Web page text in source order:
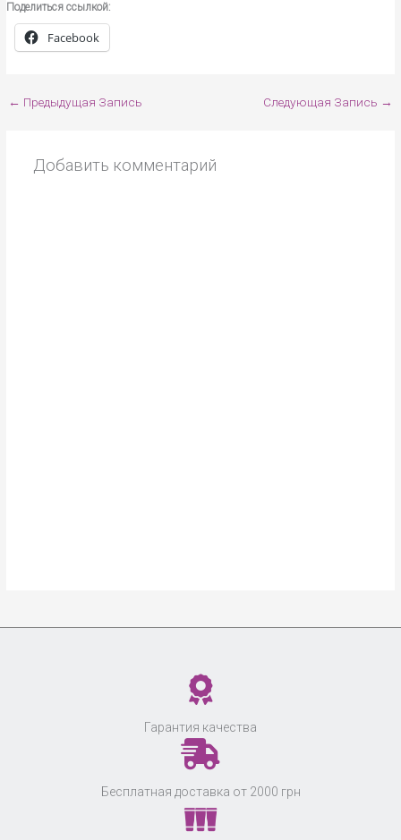
Поделиться ссылкой:
Facebook
← Предыдущая Запись Следующая Запись →
Добавить комментарий
Гарантия качества
Бесплатная доставка от 2000 грн